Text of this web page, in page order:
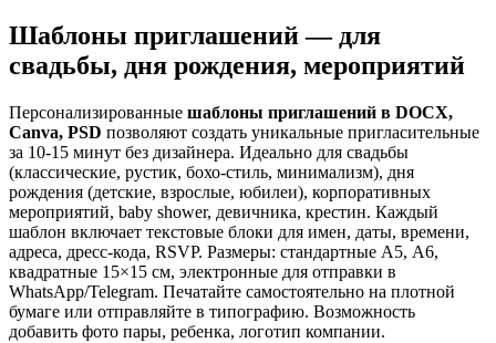
Шаблоны приглашений — для
свадьбы, дня рождения, мероприятий
Персонализированные шаблоны приглашений в DOCX,
Canva, PSD позволяют создать уникальные пригласительные
за 10-15 минут без дизайнера. Идеально для свадьбы
(классические, рустик, бохо-стиль, минимализм), дня
рождения (детские, взрослые, юбилеи), корпоративных
мероприятий, baby shower, девичника, крестин. Каждый
шаблон включает текстовые блоки для имен, даты, времени,
адреса, дресс-кода, RSVP. Размеры: стандартные А5, А6,
квадратные 15×15 см, электронные для отправки в
WhatsApp/Telegram. Печатайте самостоятельно на плотной
бумаге или отправляйте в типографию. Возможность
добавить фото пары, ребенка, логотип компании.